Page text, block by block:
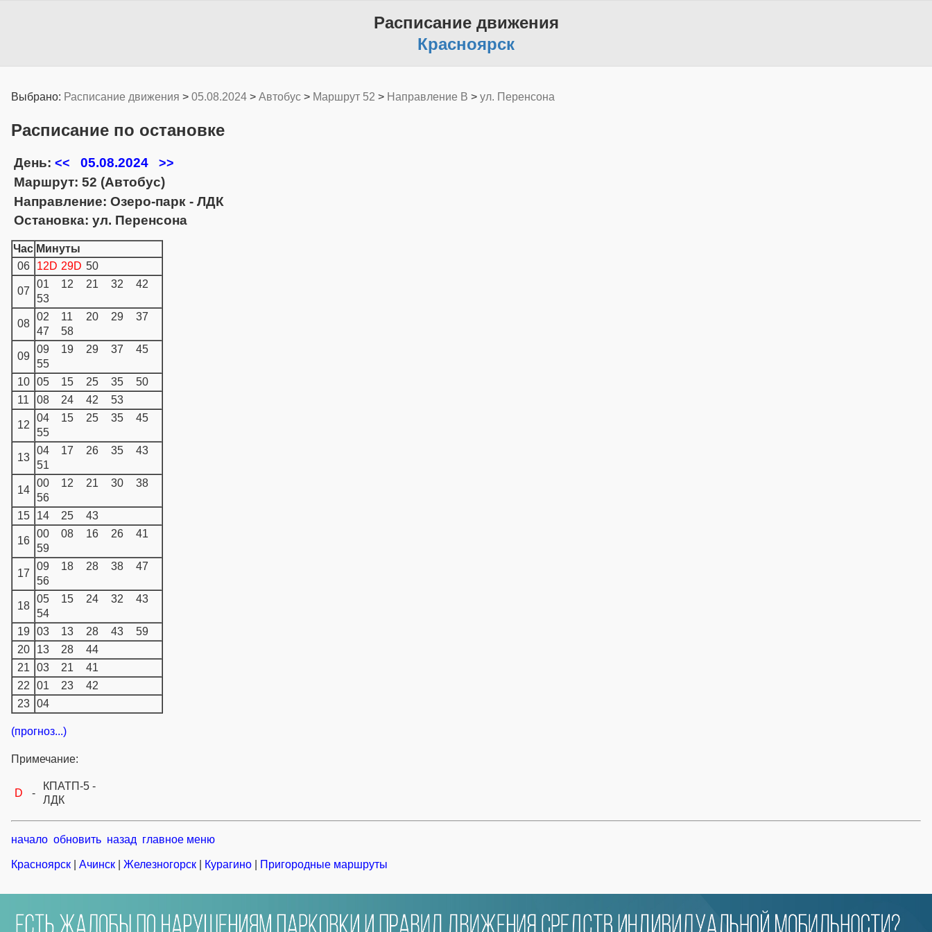
Расписание движения
Красноярск
Выбрано: Расписание движения > 05.08.2024 > Автобус > Маршрут 52 > Направление B > ул. Перенсона
Расписание по остановке
День: << 05.08.2024 >>
Маршрут: 52 (Автобус)
Направление: Озеро-парк - ЛДК
Остановка: ул. Перенсона
Час Минуты
06
12D 29D 50
07
01 12 21 32
42
53
08
02 11 20 29
37
47
58
09
09 19 29 37
45
55
10
05 15 25 35
50
11
08 24 42 53
12
04 15 25 35
45
55
13
04 17 26 35
43
51
14
00 12 21 30
38
56
15
14 25 43
16
00 08 16 26
41
59
17
09 18 28 38
47
56
18
05 15 24 32
43
54
19
03 13 28 43
59
20
13 28
44
21
03 21
41
22
01 23
42
23
04
(прогноз...)
Примечание:
D -
КПАТП-5 -
ЛДК
начало обновить назад главное меню
Красноярск Ачинск Железногорск Курагино Пригородные маршруты